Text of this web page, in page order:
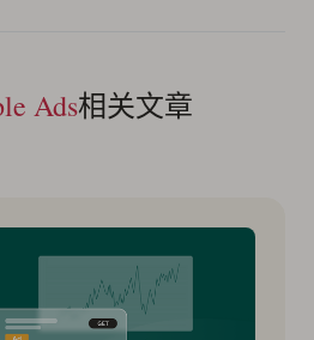
Ads相关文章